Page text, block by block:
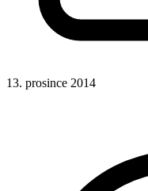
13. prosince 2014